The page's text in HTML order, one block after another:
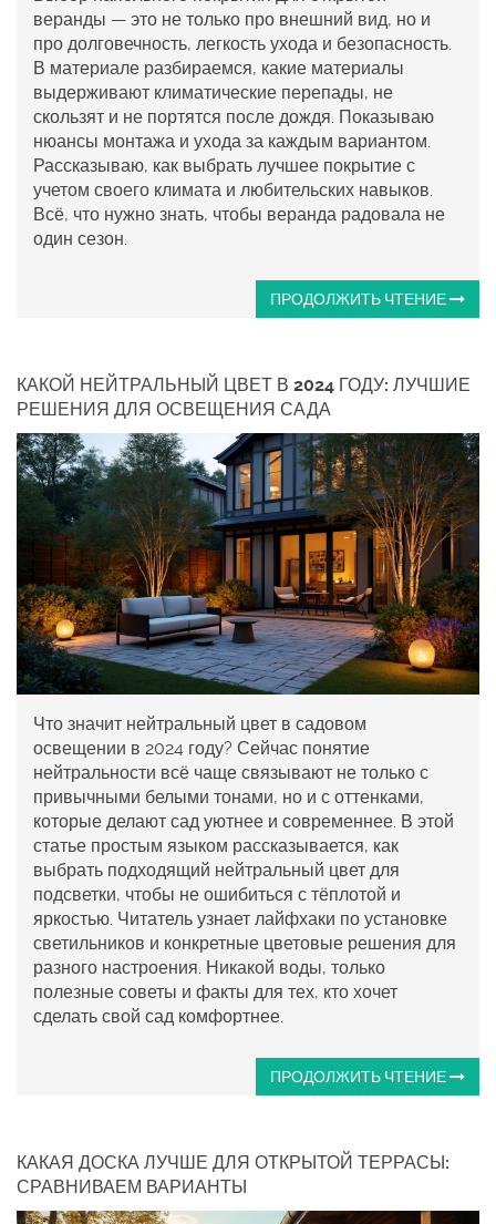
веранды — это не только про внешний вид, но и
про долговечность, легкость ухода и безопасность.
В материале разбираемся, какие материалы
выдерживают климатические перепады, не
скользят и не портятся после дождя. Показываю
нюансы монтажа и ухода за каждым вариантом.
Рассказываю, как выбрать лучшее покрытие с
учетом своего климата и любительских навыков.
Всё, что нужно знать, чтобы веранда радовала не
один сезон.
ПРОДОЛЖИТЬ ЧТЕНИЕ
КАКОЙ НЕЙТРАЛЬНЫЙ ЦВЕТ В 2024 ГОДУ: ЛУЧШИЕ
РЕШЕНИЯ ДЛЯ ОСВЕЩЕНИЯ САДА
Что значит нейтральный цвет в садовом
освещении в 2024 году? Сейчас понятие
нейтральности всё чаще связывают не только с
привычными белыми тонами, но и с оттенками,
которые делают сад уютнее и современнее. В этой
статье простым языком рассказывается, как
выбрать подходящий нейтральный цвет для
подсветки, чтобы не ошибиться с тёплотой и
яркостью. Читатель узнает лайфхаки по установке
светильников и конкретные цветовые решения для
разного настроения. Никакой воды, только
полезные советы и факты для тех, кто хочет
сделать свой сад комфортнее.
ПРОДОЛЖИТЬ ЧТЕНИЕ
КАКАЯ ДОСКА ЛУЧШЕ ДЛЯ ОТКРЫТОЙ ТЕРРАСЫ:
СРАВНИВАЕМ ВАРИАНТЫ